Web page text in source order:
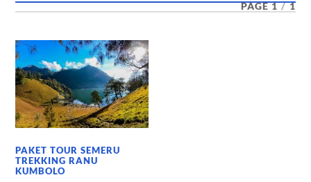
PAGE 1 / 1
PAKET TOUR SEMERU
TREKKING RANU
KUMBOLO